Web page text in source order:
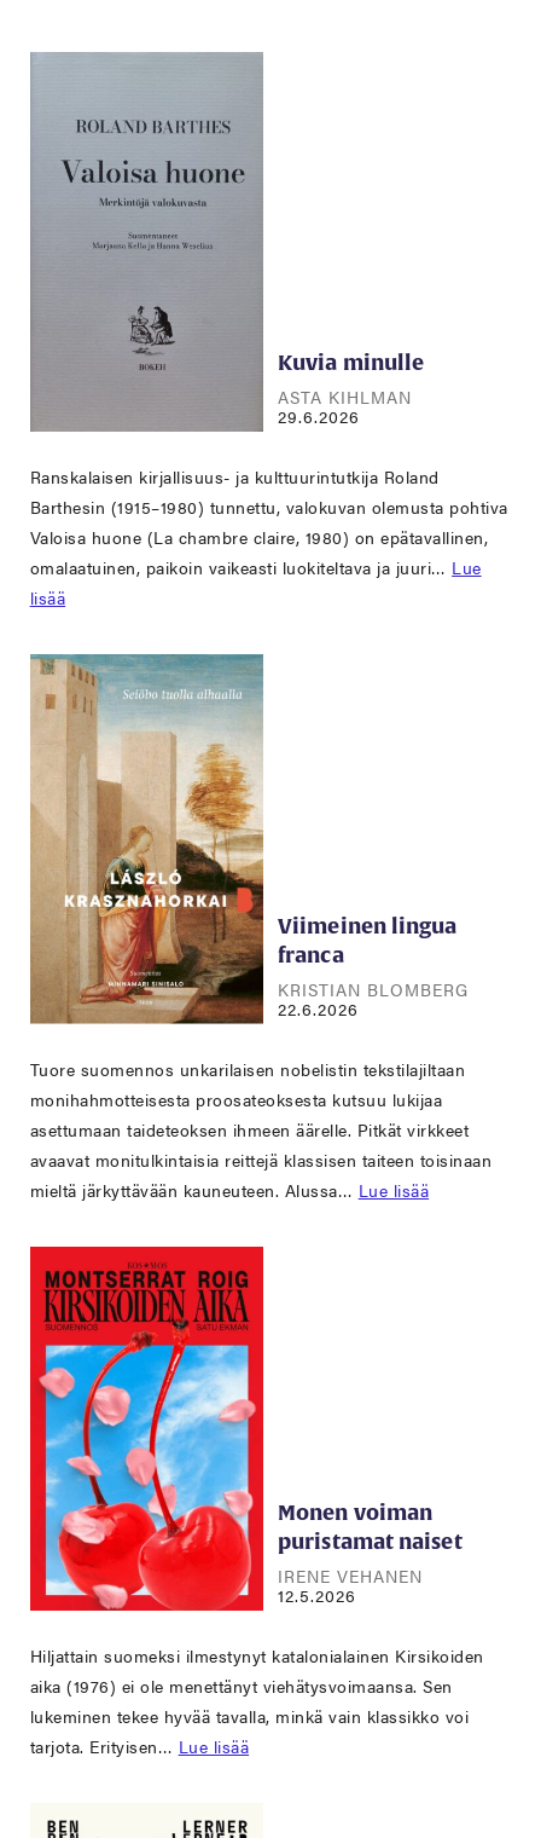
Kuvia minulle
ASTA KIHLMAN
29.6.2026
Ranskalaisen kirjallisuus- ja kulttuurintutkija Roland
Barthesin (1915–1980) tunnettu, valokuvan olemusta pohtiva
Valoisa huone (La chambre claire, 1980) on epätavallinen,
omalaatuinen, paikoin vaikeasti luokiteltava ja juuri… Lue
lisää
Viimeinen lingua
franca
KRISTIAN BLOMBERG
22.6.2026
Tuore suomennos unkarilaisen nobelistin tekstilajiltaan
monihahmotteisesta proosateoksesta kutsuu lukijaa
asettumaan taideteoksen ihmeen äärelle. Pitkät virkkeet
avaavat monitulkintaisia reittejä klassisen taiteen toisinaan
mieltä järkyttävään kauneuteen. Alussa… Lue lisää
Monen voiman
puristamat naiset
IRENE VEHANEN
12.5.2026
Hiljattain suomeksi ilmestynyt katalonialainen Kirsikoiden
aika (1976) ei ole menettänyt viehätysvoimaansa. Sen
lukeminen tekee hyvää tavalla, minkä vain klassikko voi
tarjota. Erityisen… Lue lisää